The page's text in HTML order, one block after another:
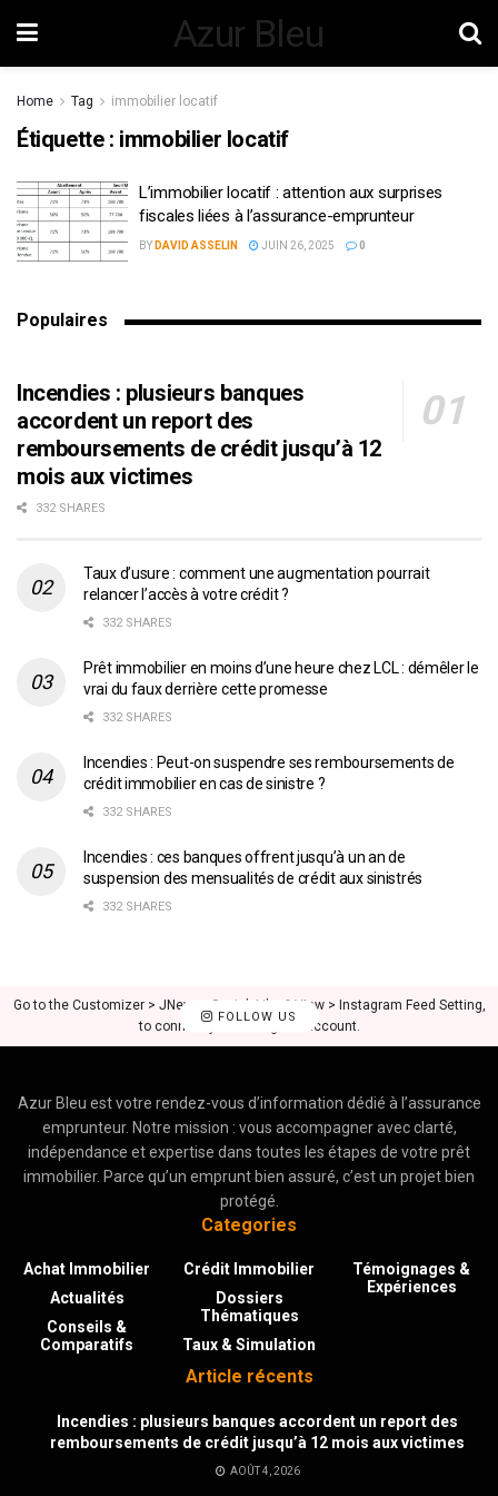
Azur Bleu
Home Tag immobilier locatif
Étiquette : immobilier locatif
L’immobilier locatif : attention aux surprises
fiscales liées à l’assurance-emprunteur
BY DAVID ASSELIN JUIN 26, 2025 0
Populaires
Incendies : plusieurs banques
accordent un report des
remboursements de crédit jusqu’à 12
mois aux victimes
332 SHARES
Taux d’usure : comment une augmentation pourrait
relancer l’accès à votre crédit ?
332 SHARES
Prêt immobilier en moins d’une heure chez LCL : démêler le
vrai du faux derrière cette promesse
332 SHARES
Incendies : Peut-on suspendre ses remboursements de
crédit immobilier en cas de sinistre ?
332 SHARES
Incendies : ces banques offrent jusqu’à un an de
suspension des mensualités de crédit aux sinistrés
332 SHARES
FOLLOW US
Go to the Customizer > JNews : Social, Like & View > Instagram Feed Setting,
to connect your Instagram account.
Azur Bleu est votre rendez-vous d’information dédié à l’assurance
emprunteur. Notre mission : vous accompagner avec clarté,
indépendance et expertise dans toutes les étapes de votre prêt
immobilier. Parce qu’un emprunt bien assuré, c’est un projet bien
protégé.
Categories
Achat Immobilier
Actualités
Conseils &
Comparatifs
Crédit Immobilier
Dossiers
Thématiques
Taux & Simulation
Témoignages &
Expériences
Article récents
Incendies : plusieurs banques accordent un report des
remboursements de crédit jusqu’à 12 mois aux victimes
AOÛT 4, 2026